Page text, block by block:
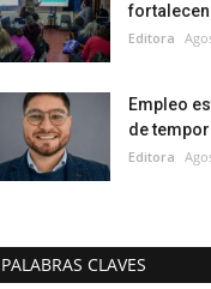
Editora
Empleo
de
Editora
PALABRAS CLAVES